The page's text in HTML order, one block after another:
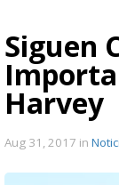
Siguen
Harvey
Aug 31, 2017 in